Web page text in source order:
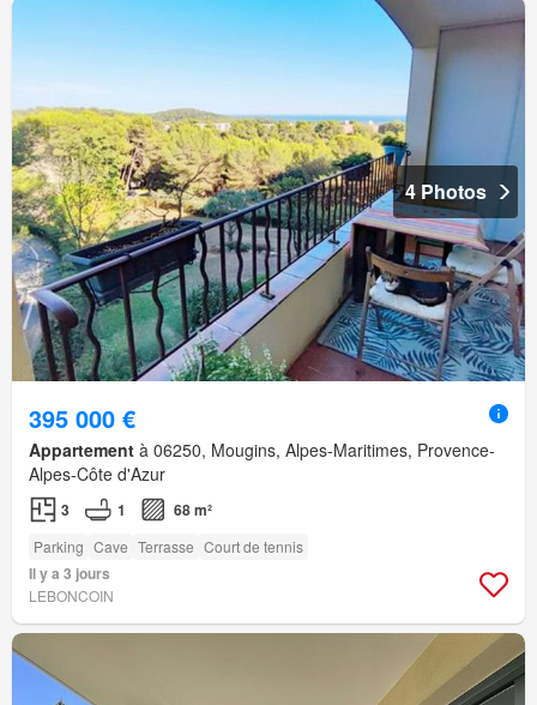
4 Photos
395 000 €
Appartement à 06250, Mougins, Alpes-Maritimes, Provence-
Alpes-Côte d'Azur
3 1 68 m²
Parking Cave Terrasse Court de tennis
Il y a 3 jours
LEBONCOIN